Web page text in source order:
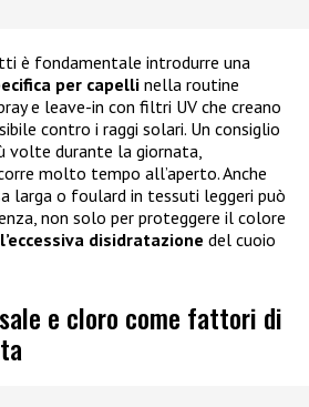
è fondamentale introdurre una
per capelli nella routine
e leave-in con filtri UV che creano
contro i raggi solari. Un consiglio
volte durante la giornata,
molto tempo all’aperto. Anche
larga o foulard in tessuti leggeri può
non solo per proteggere il colore
disidratazione del cuoio
e cloro come fattori di